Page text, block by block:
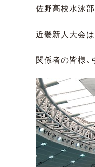
佐野高校水泳
近畿新人大会は
関係者の皆様、